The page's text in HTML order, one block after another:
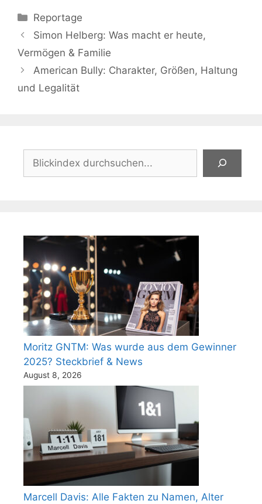
Kategorien
Reportage
Simon Helberg: Was macht er heute,
Vermögen & Familie
American Bully: Charakter, Größen, Haltung
und Legalität
Moritz GNTM: Was wurde aus dem Gewinner
2025? Steckbrief & News
August 8, 2026
Marcell Davis: Alle Fakten zu Namen, Alter